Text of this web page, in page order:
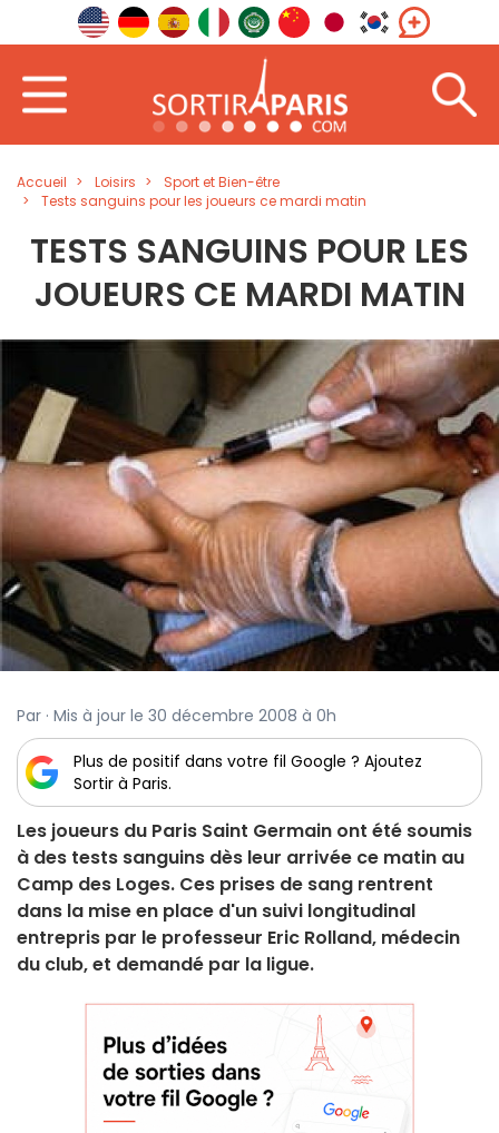
Accueil Loisirs
Sport et Bien-être
Tests sanguins pour les joueurs ce mardi matin
TESTS SANGUINS POUR LES
JOUEURS CE MARDI MATIN
Par · Mis à jour le 30 décembre 2008 à 0h
Plus de positif dans votre fil Google ? Ajoutez
Sortir à Paris.
Les joueurs du Paris Saint Germain ont été soumis
à des tests sanguins dès leur arrivée ce matin au
Camp des Loges. Ces prises de sang rentrent
dans la mise en place d'un suivi longitudinal
entrepris par le professeur Eric Rolland, médecin
du club, et demandé par la ligue.